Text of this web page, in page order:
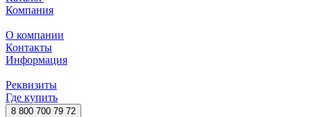
Компания
О компании
Контакты
Информация
Реквизиты
Где купить
8 800 700 79 72